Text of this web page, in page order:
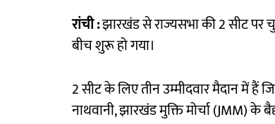
रांची :झारखंड से राज्यसभा की 2 सीट पर
बीच शुरू हो गया।
2 सीट के लिए तीन उम्मीदवार मैदान में हैं
नाथवानी, झारखंड मुक्ति मोर्चा (JMM) के